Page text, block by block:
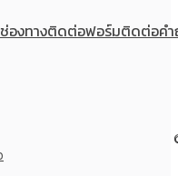
ช่องทางติดต่อฟอร์มติดต่อค